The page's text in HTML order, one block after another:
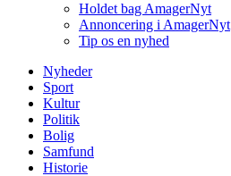
Holdet bag AmagerNyt
Annoncering i AmagerNyt
Tip os en nyhed
Nyheder
Sport
Kultur
Politik
Bolig
Samfund
Historie